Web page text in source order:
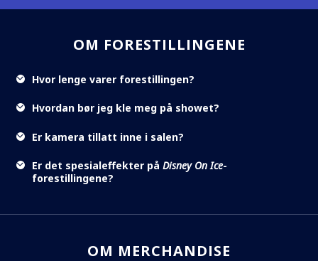
OM FORESTILLINGENE
Hvor lenge varer forestillingen?
Hvordan bør jeg kle meg på showet?
Er kamera tillatt inne i salen?
Er det spesialeffekter på Disney On Ice-
forestillingene?
OM MERCHANDISE